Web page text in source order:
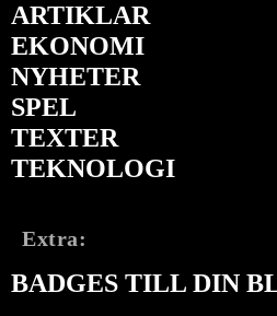
ARTIKLAR
EKONOMI
NYHETER
SPEL
TEXTER
TEKNOLOGI
Extra:
BADGES TILL DIN